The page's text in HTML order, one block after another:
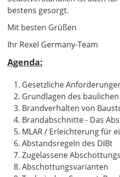
bestens gesorgt.
Mit besten Grüßen
Ihr Rexel Germany-Team
Agenda:
Gesetzliche
Grundlagen des
Brandverhalten von
Brandabschnitte - Das
MLAR / Erleichterung für
Abstandsregeln des DIBt
Zugelassene
Abschottungsvarianten